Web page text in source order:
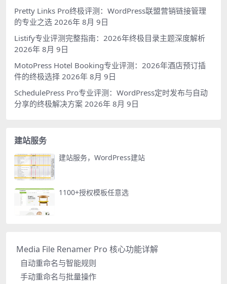
Pretty Links Pro终极评测：WordPress联盟营销链接管理
的专业之选 2026年 8月 9日
Listify专业评测完整指南：2026年终极目录主题深度解析
2026年 8月 9日
MotoPress Hotel Booking专业评测：2026年酒店预订插
件的终极选择 2026年 8月 9日
SchedulePress Pro专业评测：WordPress定时发布与自动
分享的终极解决方案 2026年 8月 9日
建站服务
建站服务，WordPress建站
1100+授权模板任意选
Media File Renamer Pro 核心功能详解
自动重命名与智能规则
手动重命名与批量操作